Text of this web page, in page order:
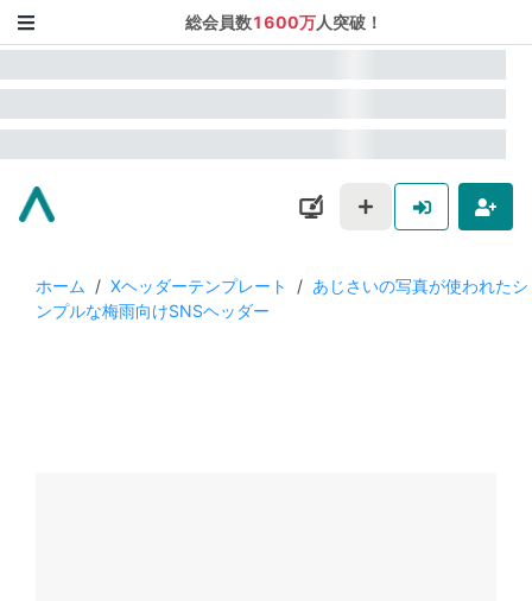
総会員数1600万人突破！
ホーム / Xヘッダーテンプレート / あじさいの写真が使われたシ
ンプルな梅雨向けSNSヘッダー